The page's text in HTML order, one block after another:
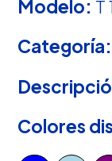
Modelo: T
Categoría:
Colores